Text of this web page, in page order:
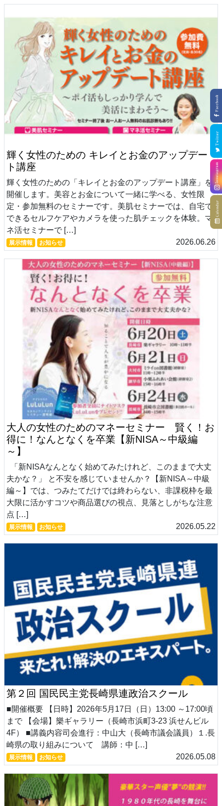
輝く女性のための キレイとお金のアップデー
ト講座
輝く女性のための「キレイとお金のアップデート講座」を
開催します。美容とお金について一緒に学べる、女性限
定・参加無料のセミナーです。美肌セミナーでは、自宅で
できるセルフケアやカメラを使った肌チェックを体験。マ
ネ活セミナーで […]
展示情報 お知らせ 2026.06.26
大人の女性のためのマネーセミナー 賢く！お
得に！なんとなくを卒業【新NISA～中級編
～】
「新NISAなんとなく始めてみたけれど、このままで大丈
夫かな？」 と不安を感じていませんか？【新NISA～中級
編～】では、つみたてだけでは終わらない、非課税枠を最
大限に活かすコツや商品選びの視点、見落としがちな注意
点 […]
展示情報 お知らせ 2026.05.22
第２回 国民民主党長崎県連政治スクール
■開催概要 【日時】2026年5月17日（日）13:00 ～17:00頃
まで 【会場】樂ギャラリー（長崎市浜町3-23 浜せんビル
4F） ■講義内容司会進行：中山大（長崎市議会議員）１.長
崎県の取り組みについて 講師：中 […]
展示情報 お知らせ 2026.05.08